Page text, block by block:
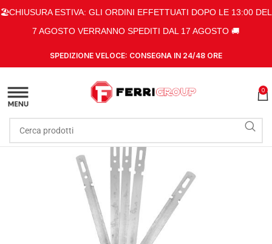
🏖️CHIUSURA ESTIVA: GLI ORDINI EFFETTUATI DOPO LE 13:00 DEL
7 AGOSTO VERRANNO SPEDITI DAL 17 AGOSTO 🚚
SPEDIZIONE VELOCE: CONSEGNA IN 24/48 ORE
0